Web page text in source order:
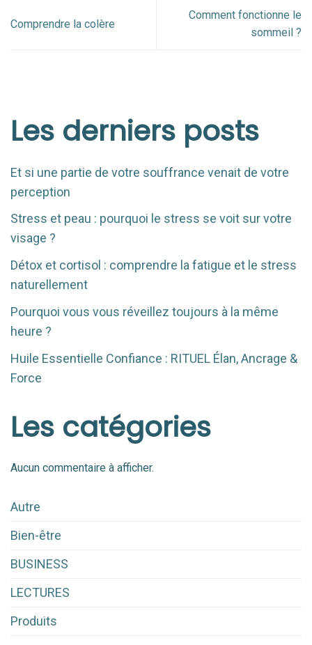
Comprendre la colère
Comment fonctionne le
sommeil ?
Les derniers posts
Et si une partie de votre souffrance venait de votre
perception
Stress et peau : pourquoi le stress se voit sur votre
visage ?
Détox et cortisol : comprendre la fatigue et le stress
naturellement
Pourquoi vous vous réveillez toujours à la même
heure ?
Huile Essentielle Confiance : RITUEL Élan, Ancrage &
Force
Les catégories
Aucun commentaire à afficher.
Autre
Bien-être
BUSINESS
LECTURES
Produits